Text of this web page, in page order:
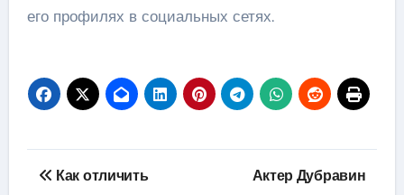
его профилях в социальных сетях.
Навигация
Как отличить
Актер Дубравин